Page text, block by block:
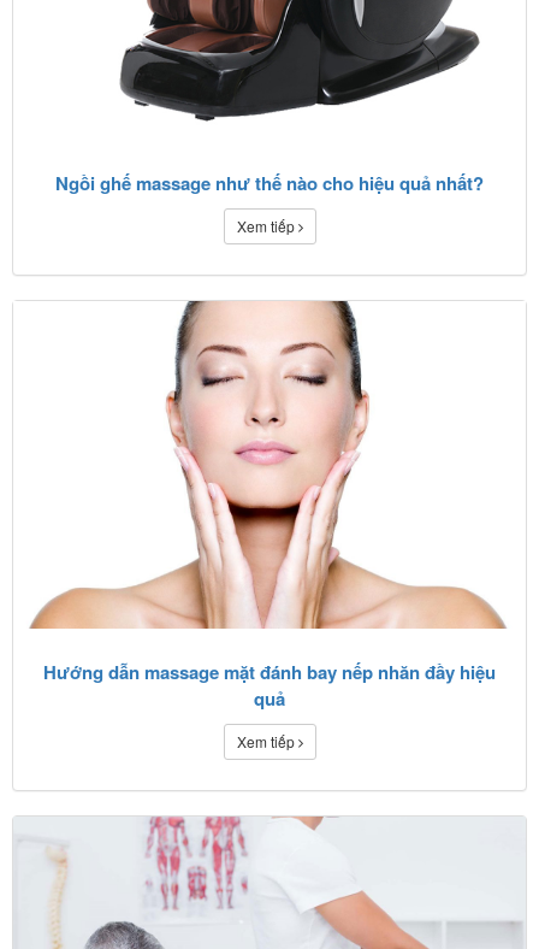
Ngồi ghế massage như thế nào cho hiệu quả nhất?
Xem tiếp
Hướng dẫn massage mặt đánh bay nếp nhăn đầy hiệu
quả
Xem tiếp